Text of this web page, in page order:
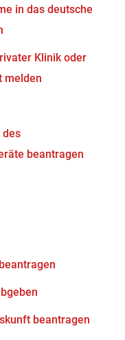
in das deutsche
Klinik oder
melden
des
beantragen
beantragen